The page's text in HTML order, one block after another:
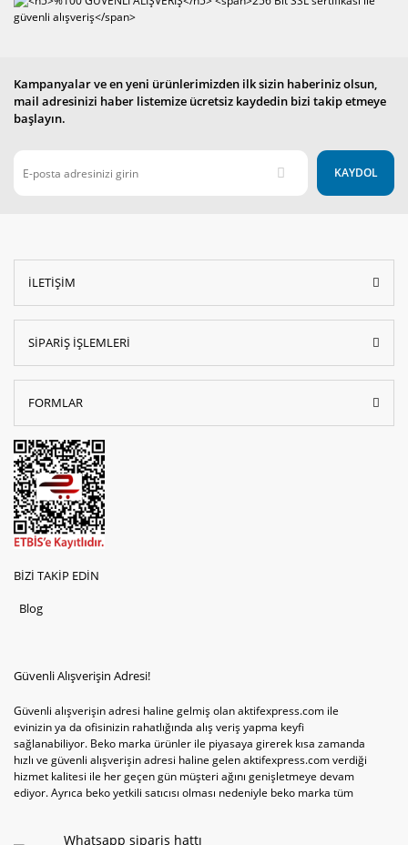
Kampanyalar ve en yeni ürünlerimizden ilk sizin haberiniz olsun,
mail adresinizi haber listemize ücretsiz kaydedin bizi takip etmeye
başlayın.
KAYDOL
İLETİŞİM
SİPARİŞ İŞLEMLERİ
FORMLAR
BİZİ TAKİP EDİN
Blog
Güvenli Alışverişin Adresi!
Güvenli alışverişin adresi haline gelmiş olan aktifexpress.com ile
evinizin ya da ofisinizin rahatlığında alış veriş yapma keyfi
sağlanabiliyor. Beko marka ürünler ile piyasaya girerek kısa zamanda
hızlı ve güvenli alışverişin adresi haline gelen aktifexpress.com verdiği
hizmet kalitesi ile her geçen gün müşteri ağını genişletmeye devam
ediyor. Ayrıca beko yetkili satıcısı olması nedeniyle beko marka tüm
televizyon ya da bulaşık makinesi değil aynı zamanda çamaşır makinesi
Whatsapp sipariş hattı